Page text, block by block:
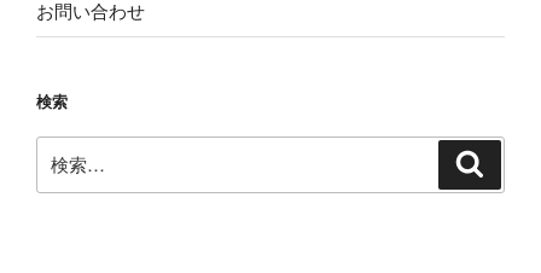
お問い合わせ
検索
索: